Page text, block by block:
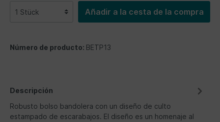
Añadir a la cesta de la compra
Número de producto: BETP13
Descripción
Robusto bolso bandolera con un diseño de culto
estampado de escarabajos. El diseño es un homenaje al